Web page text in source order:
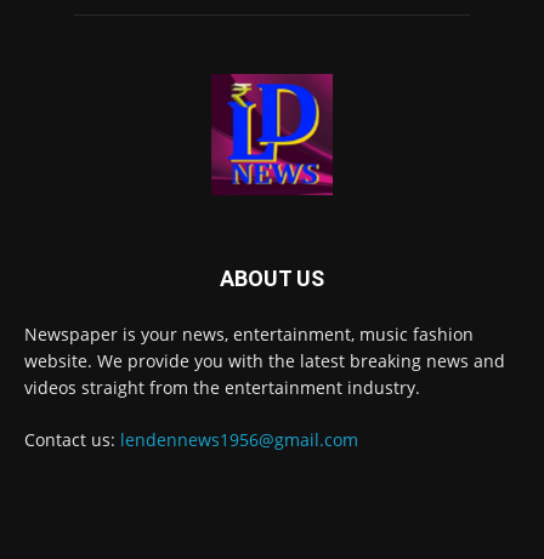
ABOUT US
Newspaper is your news, entertainment, music fashion
website. We provide you with the latest breaking news and
videos straight from the entertainment industry.
Contact us: lendennews1956@gmail.com